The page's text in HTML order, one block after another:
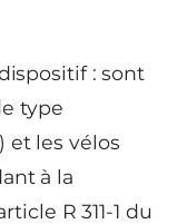
: sont
type
et les vélos
à la
R 311-1 du